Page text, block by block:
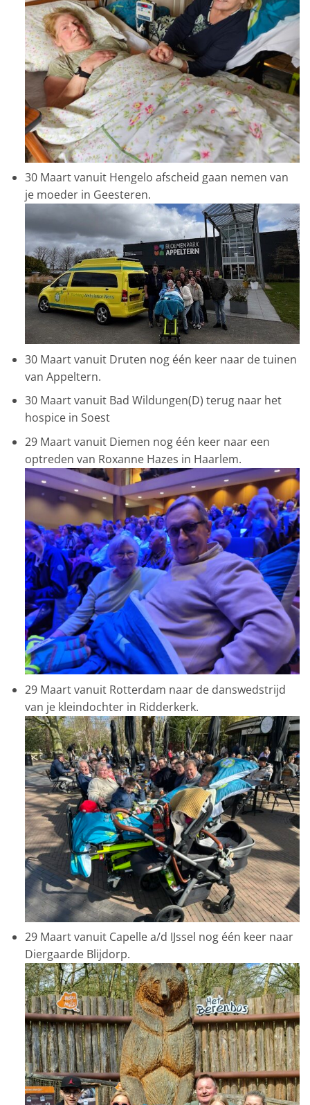
30 Maart vanuit Hengelo afscheid gaan nemen van
je moeder in Geesteren.
30 Maart vanuit Druten nog één keer naar de tuinen
van Appeltern.
30 Maart vanuit Bad Wildungen(D) terug naar het
hospice in Soest
29 Maart vanuit Diemen nog één keer naar een
optreden van Roxanne Hazes in Haarlem.
29 Maart vanuit Rotterdam naar de danswedstrijd
van je kleindochter in Ridderkerk.
29 Maart vanuit Capelle a/d IJssel nog één keer naar
Diergaarde Blijdorp.